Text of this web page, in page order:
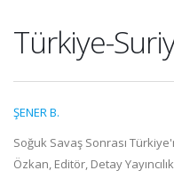
Türkiye-
ŞENER B.
Soğuk Savaş Sonrası
Özkan, Editör, Detay